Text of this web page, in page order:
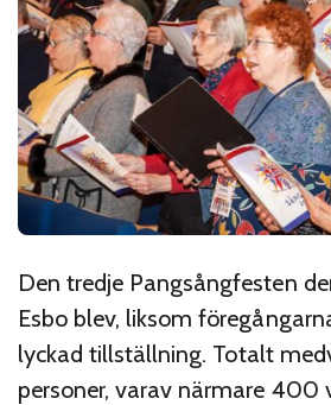
Den tredje Pangsångfesten
Esbo blev, liksom
lyckad tillställning. Totalt
personer, varav närmare 400